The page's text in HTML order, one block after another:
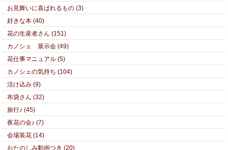
お見舞いに喜ばれるもの (3)
好きな本 (40)
花の生産者さん (151)
カノシェ 展示会 (49)
花仕事マニュアル (5)
カノシェの気持ち (104)
活け込み (9)
布袋さん (32)
旅行♪ (45)
夜花の会♪ (7)
会場装花 (14)
おたのしみ動画つき (20)